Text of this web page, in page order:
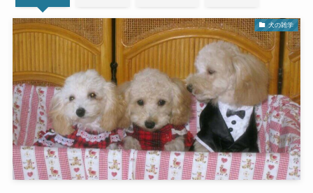
犬の雑学